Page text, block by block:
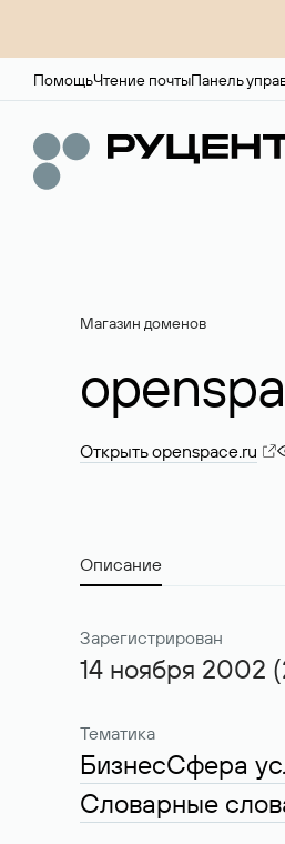
ПомощьЧтение почтыПанель
Магазин доменов
Открыть openspace.ru
Описание
Зарегистрирован
14 ноября 2002
Тематика
БизнесСфера
Словарные